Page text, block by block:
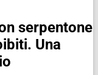
serpentone
Una